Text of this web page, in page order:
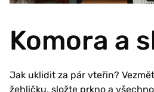
Komora a
Jak uklidit za pár vteřin?
žehličku, složte prkno a